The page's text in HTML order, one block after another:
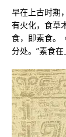
早在上古时期
有火化，食草
食，即素食。
分处。”素食